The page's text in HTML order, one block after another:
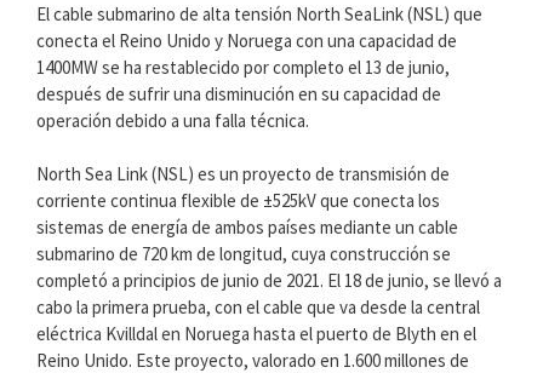
El cable submarino de alta tensión North SeaLink (NSL) que
conecta el Reino Unido y Noruega con una capacidad de
1400MW se ha restablecido por completo el 13 de junio,
después de sufrir una disminución en su capacidad de
operación debido a una falla técnica.
North Sea Link (NSL) es un proyecto de transmisión de
corriente continua flexible de ±525kV que conecta los
sistemas de energía de ambos países mediante un cable
submarino de 720 km de longitud, cuya construcción se
completó a principios de junio de 2021. El 18 de junio, se llevó a
cabo la primera prueba, con el cable que va desde la central
eléctrica Kvilldal en Noruega hasta el puerto de Blyth en el
Reino Unido. Este proyecto, valorado en 1.600 millones de